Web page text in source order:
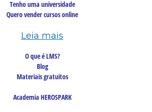
Tenho uma universidade
Quero vender cursos online
Leia mais
O que é LMS?
Blog
Materiais gratuitos
Academia HEROSPARK